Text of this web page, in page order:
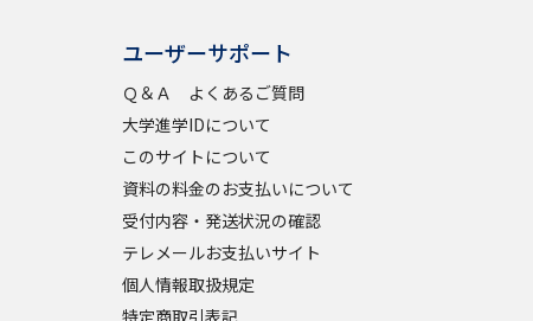
ユーザーサポート
Ｑ＆Ａ よくあるご質問
大学進学IDについて
このサイトについて
資料の料金のお支払いについて
受付内容・発送状況の確認
テレメールお支払いサイト
個人情報取扱規定
特定商取引表記